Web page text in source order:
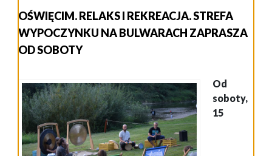
OŚWIĘCIM. RELAKS I REKREACJA. STREFA
WYPOCZYNKU NA BULWARACH ZAPRASZA
OD SOBOTY
Od
soboty,
15